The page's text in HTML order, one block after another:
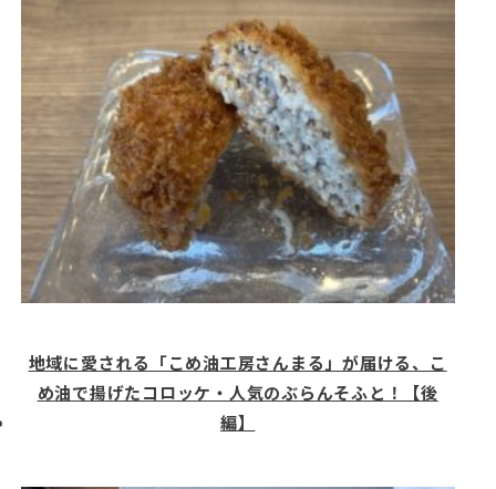
地域に愛される「こめ油工房さんまる」が届ける、こ
め油で揚げたコロッケ・人気のぶらんそふと！【後
編】